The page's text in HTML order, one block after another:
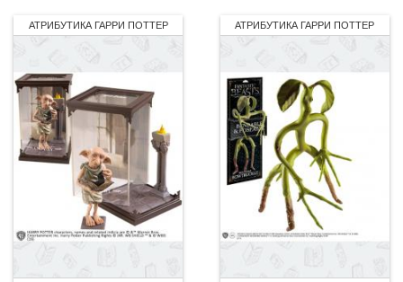
АТРИБУТИКА ГАРРИ ПОТТЕР АТРИБУТИКА ГАРРИ ПОТТЕР